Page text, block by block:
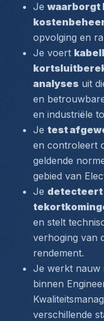
Je waarborgt
opvolging en
Je voert
analyses uit
en
en industriële
Je test
en controleert
geldende
gebied van
Je detecteert
en stelt
verhoging van
rendement.
Je werkt nauw
binnen
verschillende